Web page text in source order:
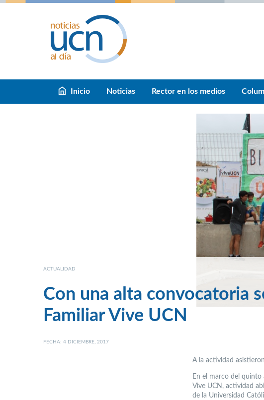
Inicio Noticias Rector en los medios
ACTUALIDAD
Con una alta convocatoria
Familiar Vive UCN
FECHA: 4 DICIEMBRE, 2017
A la actividad
En el marco del quinto
Vive UCN, actividad
de la Universidad